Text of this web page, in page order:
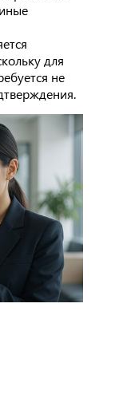
для
не